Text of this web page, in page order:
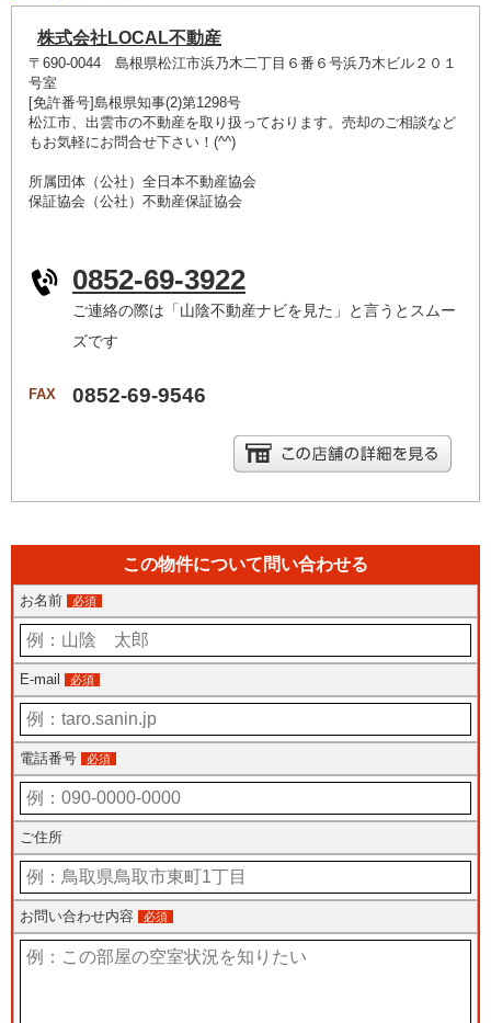
株式会社LOCAL不動産
〒690-0044 島根県松江市浜乃木二丁目６番６号浜乃木ビル２０１
号室
[免許番号]島根県知事(2)第1298号
松江市、出雲市の不動産を取り扱っております。売却のご相談など
もお気軽にお問合せ下さい！(^^)
所属団体（公社）全日本不動産協会
保証協会（公社）不動産保証協会
0852-69-3922
ご連絡の際は「山陰不動産ナビを見た」と言うとスムー
ズです
FAX 0852-69-9546